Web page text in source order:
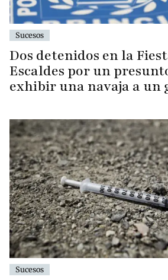
Sucesos
Dos detenidos en la
Escaldes por un
exhibir una navaja a un
Sucesos